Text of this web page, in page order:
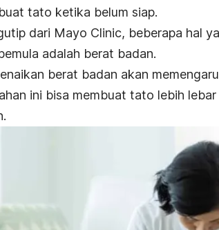
tato ketika belum siap.
dari Mayo Clinic, beberapa hal
adalah berat badan.
berat badan akan
ini bisa membuat tato lebih